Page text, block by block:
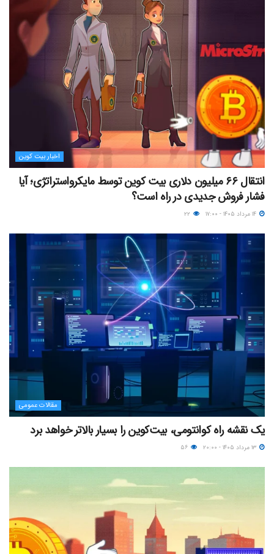
اخبار بیت کوین
انتقال ۶۶ میلیون دلاری بیت کوین توسط مایکرواستراتژی؛ آیا
فشار فروش جدیدی در راه است؟
مقالات عمومی
یک نقشه راه کوانتومی، بیت‌کوین را بسیار بالاتر خواهد برد